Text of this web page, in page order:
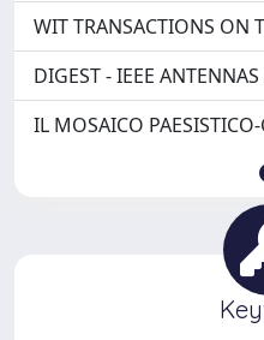
WIT TRANSACTIONS ON
DIGEST - IEEE
IL MOSAICO